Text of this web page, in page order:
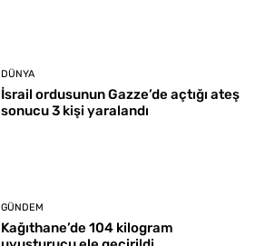
DÜNYA
İsrail ordusunun Gazze’de açtığı ateş
sonucu 3 kişi yaralandı
GÜNDEM
Kağıthane’de 104 kilogram